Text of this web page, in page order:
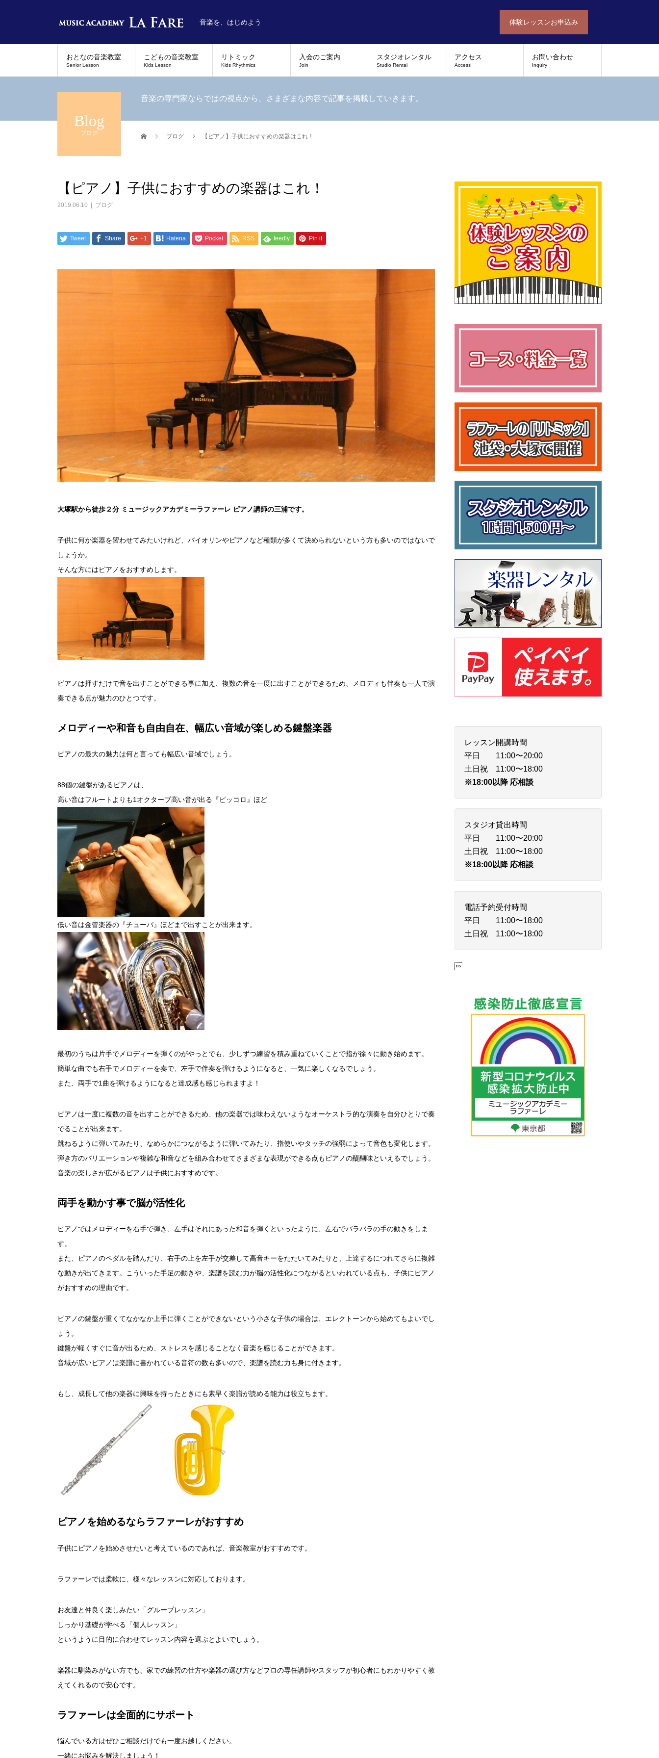
音楽を、はじめよう 体験レッスンお申込み
おとなの音楽教室
Senior Lesson
こどもの音楽教室
Kids Lesson
リトミック
Kids Rhythmics
入会のご案内
Join
スタジオレンタル
Studio Rental
アクセス
Access
お問い合わせ
Inquiry
Blog
ブログ
音楽の専門家ならではの視点から、さまざまな内容で記事を掲載していきます。
ブログ 【ピアノ】子供におすすめの楽器はこれ！
【ピアノ】子供におすすめの楽器はこれ！
2019.06.10 ブログ
Tweet Share +1 Hatena Pocket RSS feedly Pin it
大塚駅から徒歩２分 ミュージックアカデミーラファーレ ピアノ講師の三浦です。
子供に何か楽器を習わせてみたいけれど、バイオリンやピアノなど種類が多くて決められないという方も多いのではないで
しょうか。
そんな方にはピアノをおすすめします。
ピアノは押すだけで音を出すことができる事に加え、複数の音を一度に出すことができるため、メロディも伴奏も一人で演
奏できる点が魅力のひとつです。
メロディーや和音も自由自在、幅広い音域が楽しめる鍵盤楽器
ピアノの最大の魅力は何と言っても幅広い音域でしょう。
88個の鍵盤があるピアノは、
高い音はフルートよりも1オクターブ高い音が出る『ピッコロ』 ほど
低い音は金管楽器の『チューバ』ほどまで出すことが出来ます。
最初のうちは片手でメロディーを弾くのがやっとでも、少しずつ練習を積み重ねていくことで指が徐々に動き始めます。
簡単な曲でも右手でメロディーを奏で、左手で伴奏を弾けるようになると、一気に楽しくなるでしょう。
また、両手で1曲を弾けるようになると達成感も感じられますよ！
ピアノは一度に複数の音を出すことができるため、他の楽器では味わえないようなオーケストラ的な演奏を自分ひとりで奏
でることが出来ます。
跳ねるように弾いてみたり、なめらかにつながるように弾いてみたり、指使いやタッチの強弱によって音色も変化します。
弾き方のバリエーションや複雑な和音などを組み合わせてさまざまな表現ができる点もピアノの醍醐味といえるでしょう。
音楽の楽しさが広がるピアノは子供におすすめです。
両手を動かす事で脳が活性化
ピアノではメロディーを右手で弾き、左手はそれにあった和音を弾くといったように、左右でバラバラの手の動きをしま
す。
また、ピアノのペダルを踏んだり、右手の上を左手が交差して高音キーをたたいてみたりと、上達するにつれてさらに複雑
な動きが出てきます。こういった手足の動きや、楽譜を読む力が脳の活性化につながるといわれている点も、子供にピアノ
がおすすめの理由です。
ピアノの鍵盤が重くてなかなか上手に弾くことができないという小さな子供の場合は、エレクトーンから始めてもよいでし
ょう。
鍵盤が軽くすぐに音が出るため、ストレスを感じることなく音楽を感じることができます。
音域が広いピアノは楽譜に書かれている音符の数も多いので、楽譜を読む力も身に付きます。
もし、成長して他の楽器に興味を持ったときにも素早く楽譜が読める能力は役立ちます。
ピアノを始めるならラファーレがおすすめ
子供にピアノを始めさせたいと考えているのであれば、音楽教室がおすすめです。
ラファーレでは柔軟に、様々なレッスンに対応しております。
お友達と仲良く楽しみたい「グループレッスン」
しっかり基礎が学べる「個人レッスン」
というように目的に合わせてレッスン内容を選ぶとよいでしょう。
楽器に馴染みがない方でも、家での練習の仕方や楽器の選び方などプロの専任講師やスタッフが初心者にもわかりやすく教
えてくれるので安心です。
ラファーレは全面的にサポート
悩んでいる方はぜひご相談だけでも一度お越しください。
一緒にお悩みを解決しましょう！
レッスン開講時間
平日 11:00〜20:00
土日祝 11:00〜18:00
※18:00以降 応相談
スタジオ貸出時間
平日 11:00〜20:00
土日祝 11:00〜18:00
※18:00以降 応相談
電話予約受付時間
平日 11:00〜18:00
土日祝 11:00〜18:00
